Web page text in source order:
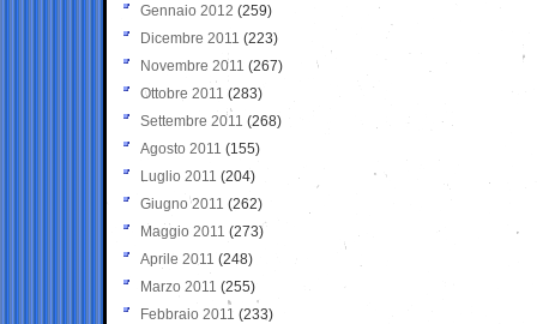
Gennaio 2012 (259)
Dicembre 2011 (223)
Novembre 2011 (267)
Ottobre 2011 (283)
Settembre 2011 (268)
Agosto 2011 (155)
Luglio 2011 (204)
Giugno 2011 (262)
Maggio 2011 (273)
Aprile 2011 (248)
Marzo 2011 (255)
Febbraio 2011 (233)